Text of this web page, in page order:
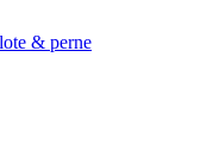
& perne